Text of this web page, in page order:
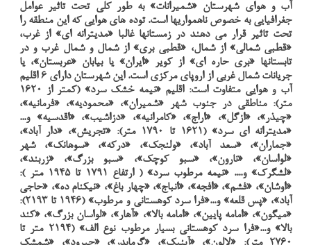
آب و هوای شهرستان «شمیرانات» به طور کلی تحت تاثیر عوامل
جغرافیایی به خصوص ناهمواریها است. توده های هوایی که این منطقه را
تحت تاثیر قرار می دهند در زمستانها غالبا «مدیترانه ای» از غرب،
«قطبی شمالی» از شمال، «قطبی بری» از شمال و شمال غرب و در
تابستانها «بری حاره ای» از کویر «ایران» یا بیابان «عربستان»، یا
جریانات شمال غربی از اروپای مرکزی است. این شهرستان دارای 6 اقلیم
آب و هوایی متفاوت است: اقلیم «نیمه خشک سرد» (کمتر از 1620
متر): مناطقی در جنوب شهر «شمیران»، «محمودیه»، «فرمانیه»،
«چیذر»، «ازگل»، «اراج»، «کامرانیه»، «دزاشیب»، «اقدسیه» و...
«مدیترانه ای سرد» (1621 تا 1790 متر): «تجریش»، «دار آباد»،
«جماران»، «سعد آباد»، «ولنجک»، «درکه»، «سوهانک»، شهر
«لواسان»، «نارون»، «سبو کوچک»، «سبو بزرگ»، «زربند»،
«لشگرک» و.... «نیمه مرطوب سرد» ( ارتفاع 1791 تا 1945 متر ):
«اوشان»، «فشم»، «افجه»، «انباج»، «چهار باغ»، «نیکنام ده»، «حاجی
آباد»، «پس قلعه» و...«فرا سرد کوهستانی و مرطوب» (1946 تا 2193):
«میگون»، «امامه پایین»، «امامه بالا»، «آهار»، «لواسان بزرگ»، «کند
بالا» و...«فرا سرد کوهستانی بسیار مرطوب نوع الف» (2194 متر تا